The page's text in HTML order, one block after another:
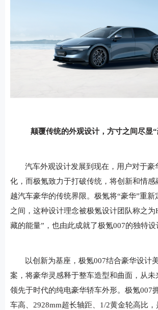
颠覆传统的外观设计，方寸之间尽显
汽车外观设计发展到现在，用户对于豪
化，而极氪致力于打破传统，将创新和情感
越汽车豪华的传统界限。极氪将“豪华”重
之间，这种设计理念被极氪设计团队称之为
藏的能量”，也由此成就了极氪007的独特设
以创新为基座，极氪007结合豪华设计
案，将豪华灵感释于整车造型和曲面，从未
领先于时代的纯电豪华轿车外形。极氪007
车高、2928mm超长轴距、1/2黄金轮高比